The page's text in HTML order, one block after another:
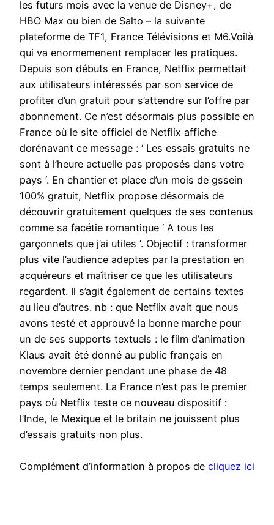
les futurs mois avec la venue de Disney+, de
HBO Max ou bien de Salto – la suivante
plateforme de TF1, France Télévisions et M6.Voilà
qui va enormemenent remplacer les pratiques.
Depuis son débuts en France, Netflix permettait
aux utilisateurs intéressés par son service de
profiter d’un gratuit pour s’attendre sur l’offre par
abonnement. Ce n’est désormais plus possible en
France où le site officiel de Netflix affiche
dorénavant ce message : ‘ Les essais gratuits ne
sont à l’heure actuelle pas proposés dans votre
pays ‘. En chantier et place d’un mois de gssein
100% gratuit, Netflix propose désormais de
découvrir gratuitement quelques de ses contenus
comme sa facétie romantique ‘ A tous les
garçonnets que j’ai utiles ‘. Objectif : transformer
plus vite l’audience adeptes par la prestation en
acquéreurs et maîtriser ce que les utilisateurs
regardent. Il s’agit également de certains textes
au lieu d’autres. nb : que Netflix avait que nous
avons testé et approuvé la bonne marche pour
un de ses supports textuels : le film d’animation
Klaus avait été donné au public français en
novembre dernier pendant une phase de 48
temps seulement. La France n’est pas le premier
pays où Netflix teste ce nouveau dispositif :
l’Inde, le Mexique et le britain ne jouissent plus
d’essais gratuits non plus.
Complément d’information à propos de cliquez ici